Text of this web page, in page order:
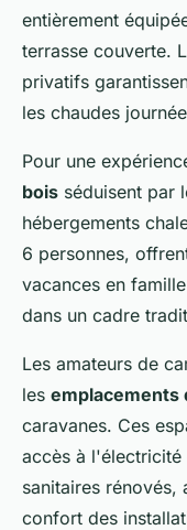
entièrement
terrasse couverte.
privatifs
les chaudes
Pour une
bois séduisent par
hébergements
6 personnes,
vacances en
dans un cadre
Les amateurs de
les emplacements
caravanes. Ces
accès à
sanitaires
confort des